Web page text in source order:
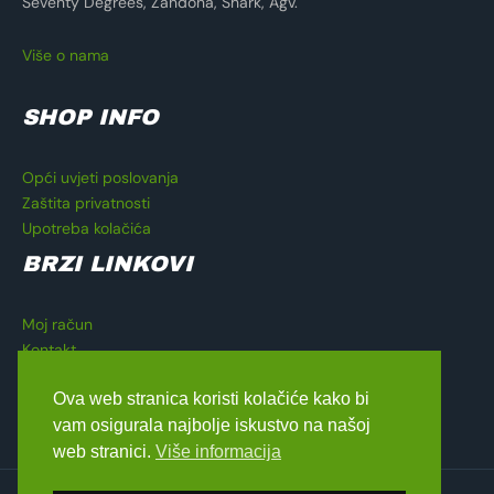
Više o nama
SHOP INFO
Opći uvjeti poslovanja
Zaštita privatnosti
Upotreba kolačića
BRZI LINKOVI
Moj račun
Kontakt
Blagajna
Ova web stranica koristi kolačiće kako bi
vam osigurala najbolje iskustvo na našoj
web stranici. Više informacija